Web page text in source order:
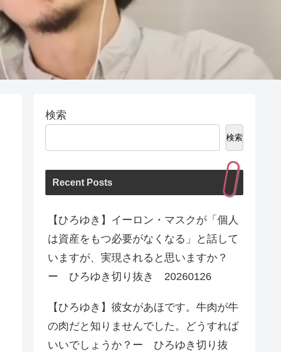
検索
検索
Recent Posts
【ひろゆき】イーロン・マスクが「個人
は資産をもつ必要がなくなる」と話して
いますが、実現されると思いますか？
ー ひろゆき切り抜き 20260126
【ひろゆき】彼女があほです。牛肉が牛
の肉だと知りませんでした。どうすれば
いいでしょうか？ー ひろゆき切り抜